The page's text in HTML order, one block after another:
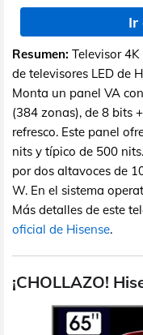
Ir
Resumen: Televisor
de televisores LED de
Monta un panel VA
(384 zonas), de 8 bits
refresco. Este panel
nits y típico de 500
por dos altavoces de
W. En el sistema
Más detalles de este
oficial de Hisense.
¡CHOLLAZO!